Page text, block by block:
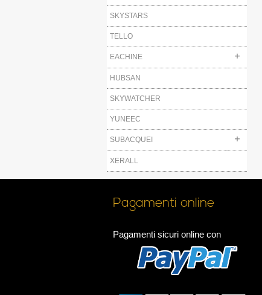
SKYSTARS
TELLO
EACHINE
HUBSAN
SKYWATCHER
YUNEEC
SUBACQUEI
XERALL
Pagamenti online
Pagamenti sicuri online con